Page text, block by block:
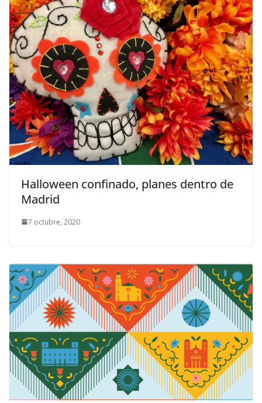
Halloween confinado, planes dentro de
Madrid
7 octubre, 2020